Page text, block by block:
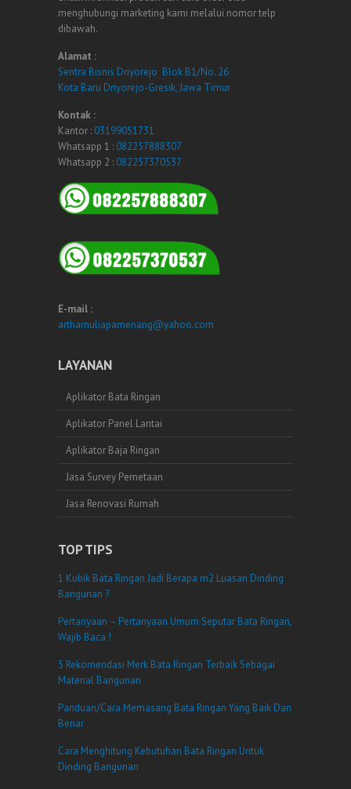
menghubungi marketing kami melalui nomor telp
dibawah.
Alamat :
Sentra Bisnis Driyorejo Blok B1/No. 26
Kota Baru Driyorejo-Gresik, Jawa Timur
Kontak :
Kantor : 03199051731
Whatsapp 1 : 082257888307
Whatsapp 2 : 082257370537
E-mail :
arthamuliapamenang@yahoo.com
LAYANAN
Aplikator Bata Ringan
Aplikator Panel Lantai
Aplikator Baja Ringan
Jasa Survey Pemetaan
Jasa Renovasi Rumah
TOP TIPS
1 Kubik Bata Ringan Jadi Berapa m2 Luasan Dinding
Bangunan ?
Pertanyaan – Pertanyaan Umum Seputar Bata Ringan,
Wajib Baca !
5 Rekomendasi Merk Bata Ringan Terbaik Sebagai
Material Bangunan
Panduan/Cara Memasang Bata Ringan Yang Baik Dan
Benar
Cara Menghitung Kebutuhan Bata Ringan Untuk
Dinding Bangunan